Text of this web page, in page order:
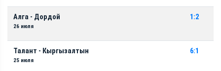
Алга - Дордой
26 июля
1:2
Талант - Кыргызалтын
25 июля
6:1